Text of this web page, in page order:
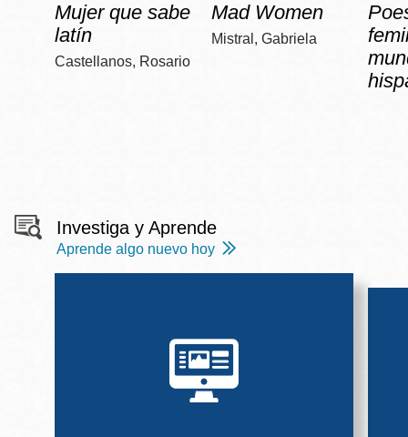
Mujer que sabe
latín
Castellanos, Rosario
Mad Women
Mistral, Gabriela
Investiga y Aprende
Aprende algo nuevo hoy